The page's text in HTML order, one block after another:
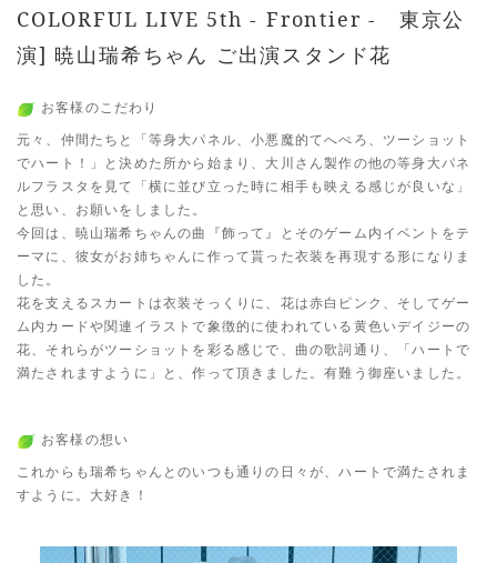
COLORFUL LIVE 5th - Frontier - 東京公
演] 暁山瑞希ちゃん ご出演スタンド花
お客様のこだわり
元々、仲間たちと「等身大パネル、小悪魔的てへぺろ、ツーショット
でハート！」と決めた所から始まり、大川さん製作の他の等身大パネ
ルフラスタを見て「横に並び立った時に相手も映える感じが良いな」
と思い、お願いをしました。
今回は、暁山瑞希ちゃんの曲『飾って』とそのゲーム内イベントをテ
ーマに、彼女がお姉ちゃんに作って貰った衣装を再現する形になりま
した。
花を支えるスカートは衣装そっくりに、花は赤白ピンク、そしてゲー
ム内カードや関連イラストで象徴的に使われている黄色いデイジーの
花、それらがツーショットを彩る感じで、曲の歌詞通り、「ハートで
満たされますように」と、作って頂きました。有難う御座いました。
お客様の想い
これからも瑞希ちゃんとのいつも通りの日々が、ハートで満たされま
すように。大好き！